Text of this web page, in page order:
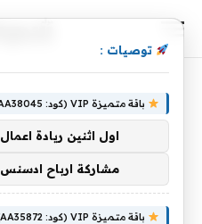
توصيات :
باقة متميزة VIP (كود: AA38045):
اول اثنين ريادة اعمال
مشاركة ارباح ادسنس
باقة متميزة VIP (كود: AA35872):